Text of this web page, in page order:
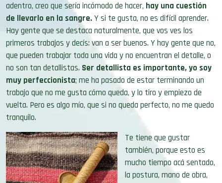
adentro, creo que sería incómodo de hacer, hay una cuestión
de llevarlo en la sangre.Y si te gusta, no es difícil aprender.
Hay gente que se destaca naturalmente, que vos ves los
primeros trabajos y decís: van a ser buenos. Y hay gente que no,
que pueden trabajar toda una vida y no encuentran el detalle, o
no son tan detallistas. Ser detallista es importante, yo soy
muy perfeccionista; me ha pasado de estar terminando un
trabajo que no me gusta cómo queda, y lo tiro y empiezo de
vuelta. Pero es algo mío, que si no queda perfecto, no me quedo
tranquilo.
Te tiene que gustar
también, porque esto es
mucho tiempo acá sentado,
la postura, mano de obra,